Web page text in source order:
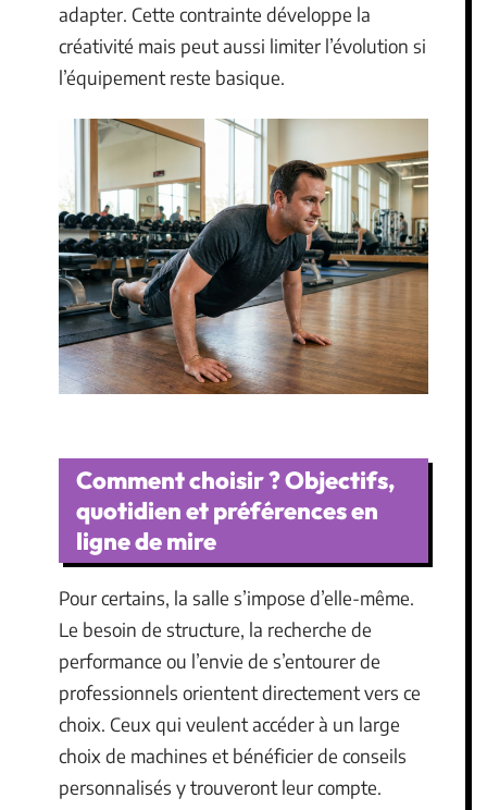
adapter. Cette contrainte développe la
créativité mais peut aussi limiter l’évolution si
l’équipement reste basique.
Comment choisir ? Objectifs,
quotidien et préférences en
ligne de mire
Pour certains, la salle s’impose d’elle-même.
Le besoin de structure, la recherche de
performance ou l’envie de s’entourer de
professionnels orientent directement vers ce
choix. Ceux qui veulent accéder à un large
choix de machines et bénéficier de conseils
personnalisés y trouveront leur compte.